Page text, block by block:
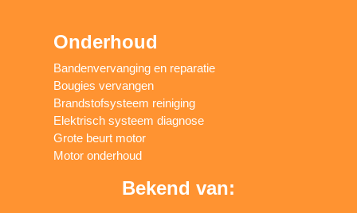
Onderhoud
Bandenvervanging en reparatie
Bougies vervangen
Brandstofsysteem reiniging
Elektrisch systeem diagnose
Grote beurt motor
Motor onderhoud
Bekend van: